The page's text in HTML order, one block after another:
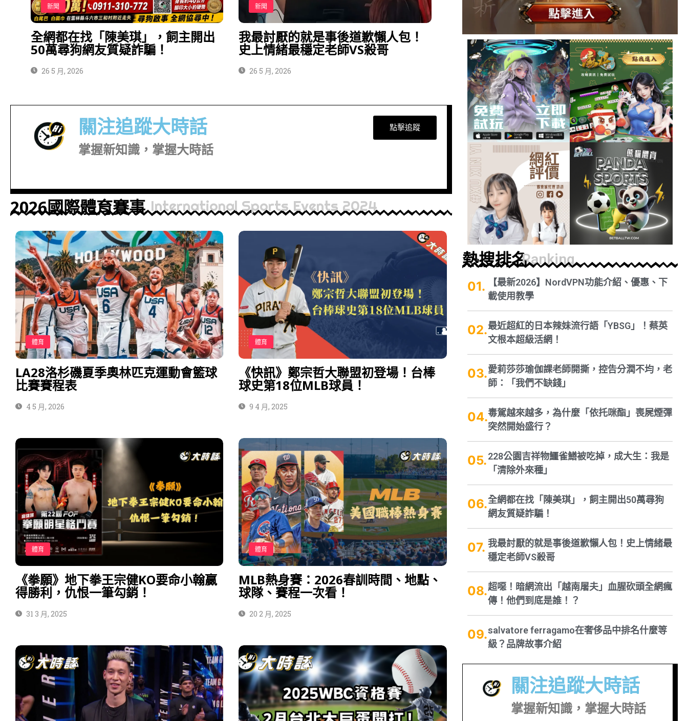
新聞
全網都在找「陳美琪」，飼主開出
50萬尋狗網友質疑詐騙！
26 5 月, 2026
新聞
我最討厭的就是事後道歉懶人包！
史上情緒最穩定老師VS殺哥
26 5 月, 2026
關注追蹤大時話
掌握新知識，掌握大時話
點擊追蹤
2026國際體育賽事 International Sports Events 2024
體育
LA28洛杉磯夏季奧林匹克運動會籃球
比賽賽程表
4 5 月, 2026
體育
《快訊》鄭宗哲大聯盟初登場！台棒
球史第18位MLB球員！
9 4 月, 2025
體育
《拳願》地下拳王宗健KO要命小翰贏
得勝利，仇恨一筆勾銷！
31 3 月, 2025
體育
MLB熱身賽：2026春訓時間、地點、
球隊、賽程一次看！
20 2 月, 2025
熱搜排名Ranking
【最新2026】NordVPN功能介紹、優惠、下
載使用教學
最近超紅的日本辣妹流行語「YBSG」！蔡英
文根本超級活網！
愛莉莎莎瑜伽課老師開撕，控告分潤不均，老
師：「我們不缺錢」
毒駕越來越多，為什麼「依托咪酯」喪屍煙彈
突然開始盛行？
228公園吉祥物鱷雀鱔被吃掉，成大生：我是
「清除外來種」
全網都在找「陳美琪」，飼主開出50萬尋狗
網友質疑詐騙！
我最討厭的就是事後道歉懶人包！史上情緒最
穩定老師VS殺哥
超噁！暗網流出「越南屠夫」血腥砍頭全網瘋
傳！他們到底是誰！？
salvatore ferragamo在奢侈品中排名什麼等
級？品牌故事介紹
關注追蹤大時話
掌握新知識，掌握大時話